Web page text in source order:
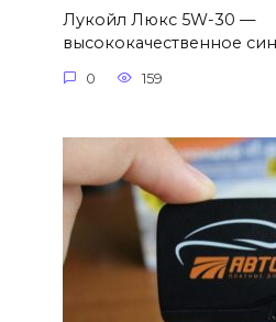
Лукойл Люкс 5W-30 —
высококачественное
0 159